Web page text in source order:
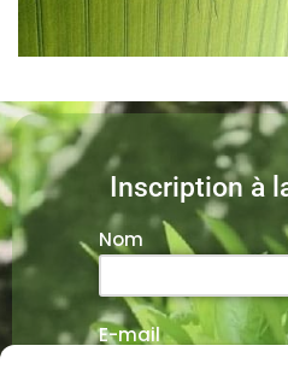
Inscription à
Nom
E-mail